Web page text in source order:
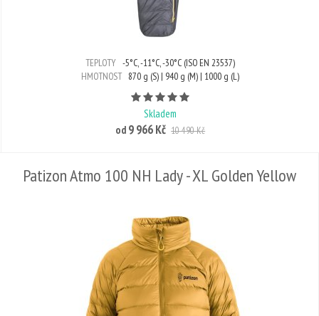
TEPLOTY -5°C, -11°C, -30°C (ISO EN 23537)
HMOTNOST 870 g (S) | 940 g (M) | 1000 g (L)
Skladem
od 9 966 Kč 10 490 Kč
Patizon Atmo 100 NH Lady - XL Golden Yellow